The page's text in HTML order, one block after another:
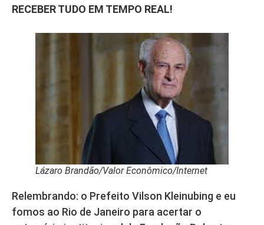
RECEBER TUDO EM TEMPO REAL!
Lázaro Brandão/Valor Econômico/Internet
Relembrando: o Prefeito Vilson Kleinubing e eu
fomos ao Rio de Janeiro para acertar o